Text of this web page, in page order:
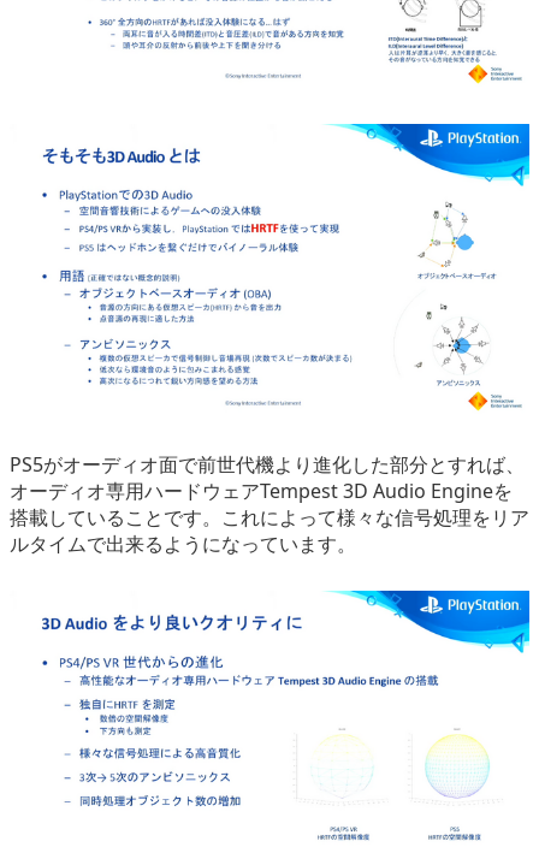
PS5がオーディオ面で前世代機より進化した部分とすれば、
オーディオ専用ハードウェアTempest 3D Audio Engineを
搭載していることです。これによって様々な信号処理をリア
ルタイムで出来るようになっています。